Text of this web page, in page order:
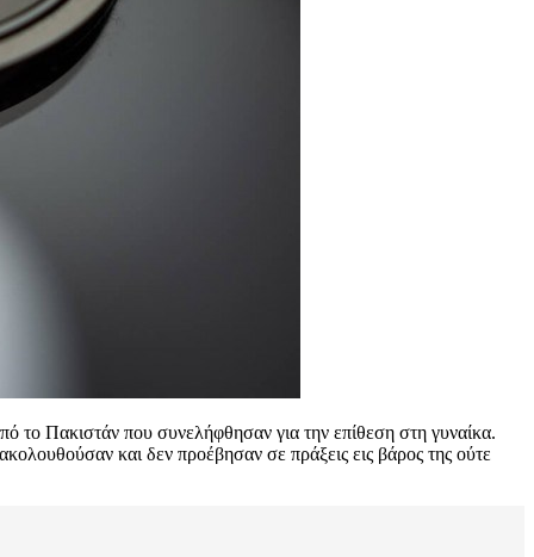
το Πακιστάν που συνελήφθησαν για την επίθεση στη γυναίκα.
και δεν προέβησαν σε πράξεις εις βάρος της ούτε